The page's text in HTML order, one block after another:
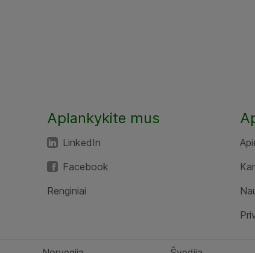
Aplankykite mus
LinkedIn
Facebook
Renginiai